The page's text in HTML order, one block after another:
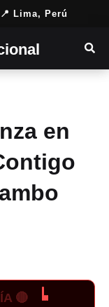
Lima, Perú
en
🔴